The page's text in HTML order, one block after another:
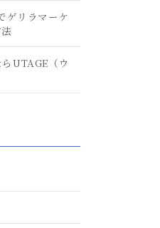
ゲリラマーケ
UTAGE（ウ